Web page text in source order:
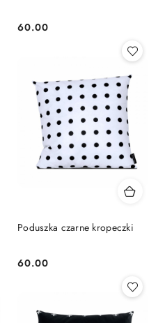
Cena:
60.00
Poduszka czarne kropeczki
Cena:
60.00